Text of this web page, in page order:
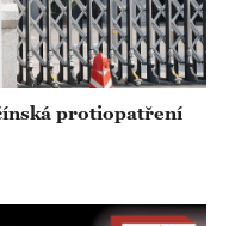
protiopatření